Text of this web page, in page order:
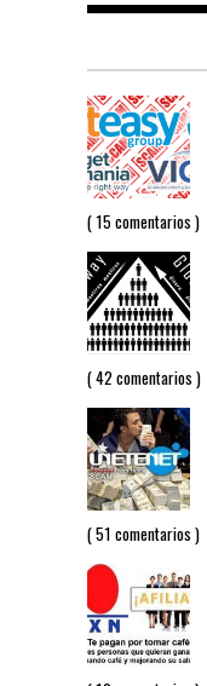
15 comentarios
42 comentarios
51 comentarios